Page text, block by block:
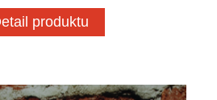
produktu